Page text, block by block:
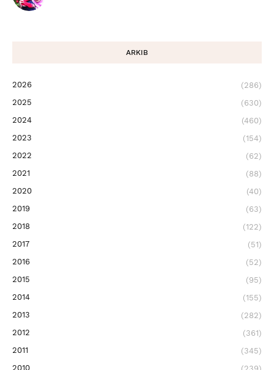
ARKIB
2026
(286)
2025
(630)
2024
(460)
2023
(154)
2022
(62)
2021
(88)
2020
(40)
2019
(63)
2018
(122)
2017
(51)
2016
(52)
2015
(95)
2014
(155)
2013
(282)
2012
(361)
2011
(345)
2010
(239)